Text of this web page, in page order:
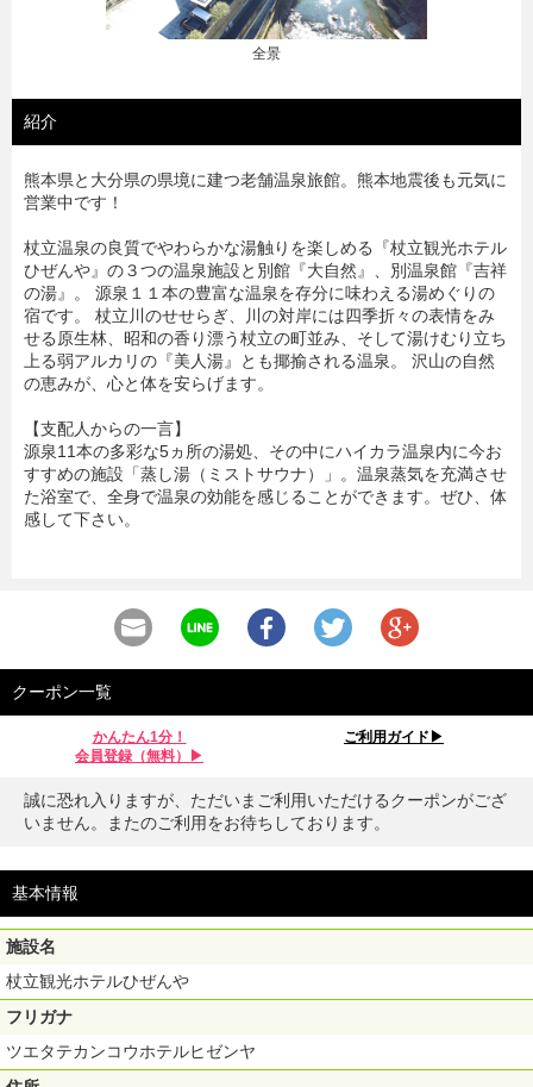
イメージとなります
紹介
熊本県と大分県の県境に建つ老舗温泉旅館。熊本地震後も元気に
営業中です！
杖立温泉の良質でやわらかな湯触りを楽しめる『杖立観光ホテル
ひぜんや』の３つの温泉施設と別館『大自然』、別温泉館『吉祥
の湯』。 源泉１１本の豊富な温泉を存分に味わえる湯めぐりの
宿です。 杖立川のせせらぎ、川の対岸には四季折々の表情をみ
せる原生林、昭和の香り漂う杖立の町並み、そして湯けむり立ち
上る弱アルカリの『美人湯』とも揶揄される温泉。 沢山の自然
の恵みが、心と体を安らげます。
【支配人からの一言】
源泉11本の多彩な5ヵ所の湯処、その中にハイカラ温泉内に今お
すすめの施設「蒸し湯（ミストサウナ）」。温泉蒸気を充満させ
た浴室で、全身で温泉の効能を感じることができます。ぜひ、体
感して下さい。
クーポン一覧
かんたん1分！
会員登録（無料）▶︎
ご利用ガイド▶︎
誠に恐れ入りますが、ただいまご利用いただけるクーポンがござ
いません。またのご利用をお待ちしております。
基本情報
施設名
杖立観光ホテルひぜんや
フリガナ
ツエタテカンコウホテルヒゼンヤ